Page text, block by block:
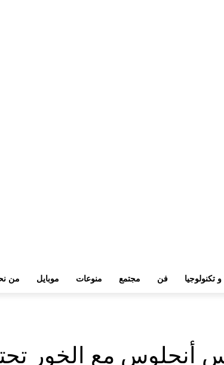
تكنولوجيا فن مجتمع منوعات موبايل من